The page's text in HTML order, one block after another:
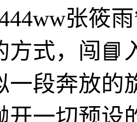
张筱
方式，闯📘
一段奔放的